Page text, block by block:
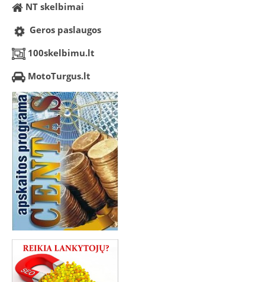
NT skelbimai
Geros paslaugos
100skelbimu.lt
MotoTurgus.lt